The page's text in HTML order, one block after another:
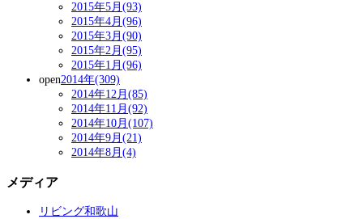
2015年5月(93)
2015年4月(96)
2015年3月(90)
2015年2月(95)
2015年1月(96)
open2014年(309)
2014年12月(85)
2014年11月(92)
2014年10月(107)
2014年9月(21)
2014年8月(4)
メディア
リビング和歌山